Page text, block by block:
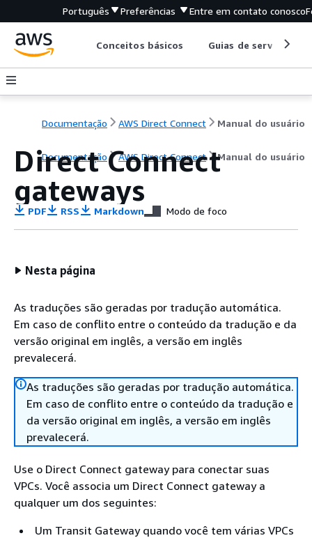
Português Preferências Entre em contato conosco
Conceitos básicos Guias de serviço
Documentação AWS Direct Connect Manual do usuário
Documentação AWS Direct Connect Manual do usuário
Direct Connect
gateways
PDF RSS Markdown Modo de foco
Nesta página
As traduções são geradas por tradução automática.
Em caso de conflito entre o conteúdo da tradução e da
versão original em inglês, a versão em inglês
prevalecerá.
As traduções são geradas por tradução automática.
Em caso de conflito entre o conteúdo da tradução e
da versão original em inglês, a versão em inglês
prevalecerá.
Use o Direct Connect gateway para conectar suas
VPCs. Você associa um Direct Connect gateway a
qualquer um dos seguintes:
Um Transit Gateway quando você tem várias VPCs